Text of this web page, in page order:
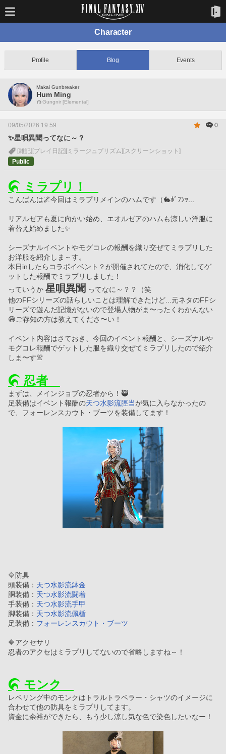
Character
Profile Blog Events
Makai Gunbreaker
Hum Ming
Gungnir [Elemental]
09/05/2026 19:59 0
✨星唄異聞ってなに～？
[雑記] [プレイ日記] [ミラージュプリズム] [スクリーンショット]
Public
 ミラプリ！
こんばんは🌌今回はミラプリメインのハムです（🐇ﾎﾞﾌﾝｯ...
リアルゼアも夏に向かい始め、エオルゼアのハムも涼しい洋服に
着替え始めました✨
シーズナルイベントやモグコレの報酬を織り交ぜてミラプリした
お洋服を紹介しま～す。
本日inしたらコラボイベント？が開催されてたので、消化してゲ
ットした報酬でミラプリしました！
っていうか 星唄異聞 ってなに～？？（笑
他のFFシリーズの話らしいことは理解できたけど...元ネタのFFシ
リーズで遊んだ記憶がないので登場人物がま〜ったくわかんない
😅ご存知の方は教えてくださ〜い！
イベント内容はさておき、今回のイベント報酬と、シーズナルや
モグコレ報酬でゲットした服を織り交ぜてミラプリしたので紹介
しま〜す👚
 忍者
まずは、メインジョブの忍者から！🥷
足装備はイベント報酬の天つ水影流脛当が気に入らなかったの
で、フォーレンスカウト・ブーツを装備してます！
🔷防具
頭装備： 天つ水影流鉢金
胴装備： 天つ水影流闘着
手装備： 天つ水影流手甲
脚装備： 天つ水影流佩楯
足装備： フォーレンスカウト・ブーツ
🔶アクセサリ
忍者のアクセはミラプリしてないので省略しますね～！
 モンク
レベリング中のモンクはトラルトラベラー・シャツのイメージに
合わせて他の防具をミラプリしてます。
資金に余裕ができたら、もう少し涼し気な色で染色したいなー！